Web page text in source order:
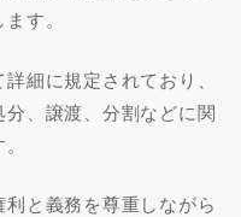
す。
細に規定されており、
、譲渡、分割などに関
と義務を尊重しながら